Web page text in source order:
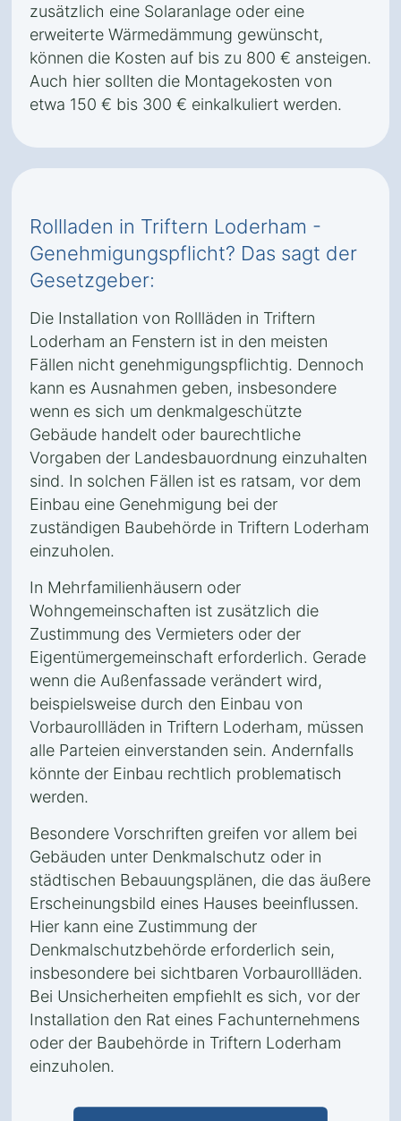
zusätzlich eine Solaranlage oder eine
erweiterte Wärmedämmung gewünscht,
können die Kosten auf bis zu 800 € ansteigen.
Auch hier sollten die Montagekosten von
etwa 150 € bis 300 € einkalkuliert werden.
Rollladen in Triftern Loderham -
Genehmigungspflicht? Das sagt der
Gesetzgeber:
Die Installation von Rollläden in Triftern
Loderham an Fenstern ist in den meisten
Fällen nicht genehmigungspflichtig. Dennoch
kann es Ausnahmen geben, insbesondere
wenn es sich um denkmalgeschützte
Gebäude handelt oder baurechtliche
Vorgaben der Landesbauordnung einzuhalten
sind. In solchen Fällen ist es ratsam, vor dem
Einbau eine Genehmigung bei der
zuständigen Baubehörde in Triftern Loderham
einzuholen.
In Mehrfamilienhäusern oder
Wohngemeinschaften ist zusätzlich die
Zustimmung des Vermieters oder der
Eigentümergemeinschaft erforderlich. Gerade
wenn die Außenfassade verändert wird,
beispielsweise durch den Einbau von
Vorbaurollläden in Triftern Loderham, müssen
alle Parteien einverstanden sein. Andernfalls
könnte der Einbau rechtlich problematisch
werden.
Besondere Vorschriften greifen vor allem bei
Gebäuden unter Denkmalschutz oder in
städtischen Bebauungsplänen, die das äußere
Erscheinungsbild eines Hauses beeinflussen.
Hier kann eine Zustimmung der
Denkmalschutzbehörde erforderlich sein,
insbesondere bei sichtbaren Vorbaurollläden.
Bei Unsicherheiten empfiehlt es sich, vor der
Installation den Rat eines Fachunternehmens
oder der Baubehörde in Triftern Loderham
einzuholen.